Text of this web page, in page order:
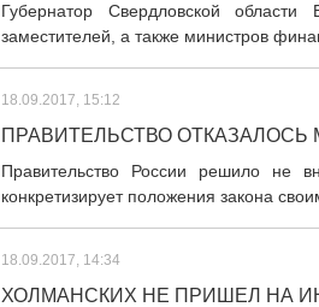
Губернатор Свердловской
заместителей, а также министров
18.09.2017, 15:12
ПРАВИТЕЛЬСТВО ОТКАЗАЛОСЬ
Правительство России решило не
конкретизирует положения закона
18.09.2017, 14:34
ХОЛМАНСКИХ НЕ ПРИШЕЛ НА